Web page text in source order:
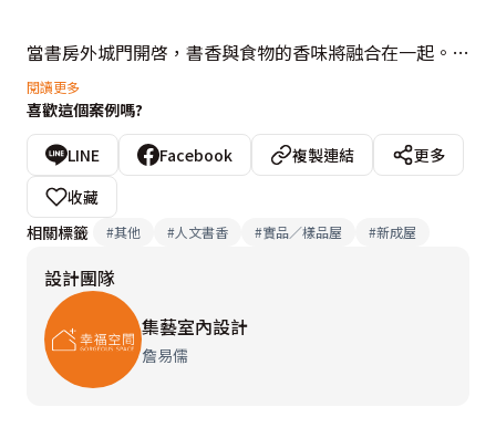
當書房外城門開啓，書香與食物的香味將融合在一起。
當書房外城門關閉，包覆的感覺讓人更有隱私的安全感。
設計概念文字為【集藝室內設計】提供
閱讀更多
喜歡這個案例嗎?
LINE Facebook 複製連結
更多
收藏
相關標籤
#其他 #人文書香 #實品／樣品屋 #新成屋
設計團隊
集藝室內設計
詹易儒